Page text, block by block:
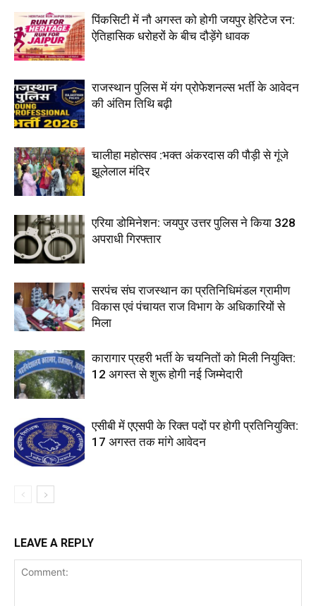
पिंकसिटी में नौ अगस्त को होगी जयपुर हेरिटेज रन:
ऐतिहासिक धरोहरों के बीच दौड़ेंगे धावक
राजस्थान पुलिस में यंग प्रोफेशनल्स भर्ती के आवेदन
की अंतिम तिथि बढ़ी
चालीहा महोत्सव :भक्त अंकरदास की पौड़ी से गूंजे
झूलेलाल मंदिर
एरिया डोमिनेशन: जयपुर उत्तर पुलिस ने किया 328
अपराधी गिरफ्तार
सरपंच संघ राजस्थान का प्रतिनिधिमंडल ग्रामीण
विकास एवं पंचायत राज विभाग के अधिकारियों से
मिला
कारागार प्रहरी भर्ती के चयनितों को मिली नियुक्ति:
12 अगस्त से शुरू होगी नई जिम्मेदारी
एसीबी में एएसपी के रिक्त पदों पर होगी प्रतिनियुक्ति:
17 अगस्त तक मांगे आवेदन
LEAVE A REPLY